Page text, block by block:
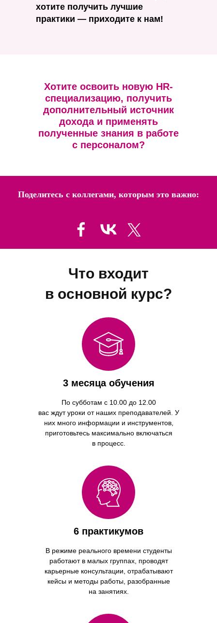
хотите получить лучшие
практики — приходите к нам!
Хотите освоить новую HR-
специализацию, получить
дополнительный источник
дохода и применять
полученные знания в работе
с персоналом?
Поделитесь с коллегами, которым это важно:
Что входит
в основной курс?
3 месяца обучения
По субботам с 10.00 до 12.00
вас ждут уроки от наших преподавателей. У
них много информации и инструментов,
приготовьтесь максимально включаться
в процесс.
6 практикумов
В режиме реального времени студенты
работают в малых группах, проводят
карьерные консультации, отрабатывают
кейсы и методы работы, разобранные
на занятиях.